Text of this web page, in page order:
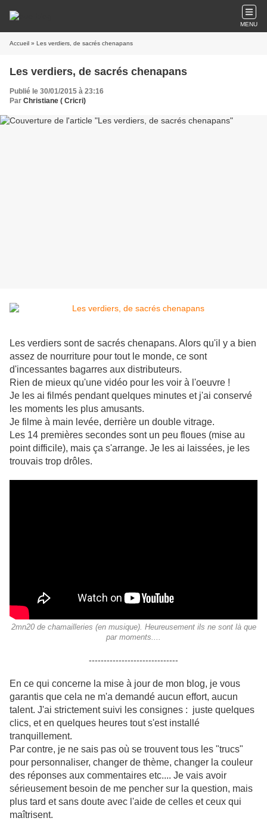
MENU
Accueil » Les verdiers, de sacrés chenapans
Les verdiers, de sacrés chenapans
Publié le 30/01/2015 à 23:16
Par Christiane ( Cricri)
Les verdiers sont de sacrés chenapans. Alors qu'il y a bien
assez de nourriture pour tout le monde, ce sont
d'incessantes bagarres aux distributeurs.
Rien de mieux qu'une vidéo pour les voir à l'oeuvre !
Je les ai filmés pendant quelques minutes et j'ai conservé
les moments les plus amusants.
Je filme à main levée, derrière un double vitrage.
Les 14 premières secondes sont un peu floues (mise au
point difficile), mais ça s'arrange. Je les ai laissées, je les
trouvais trop drôles.
2mn20 de chamailleries (en musique). Heureusement ils ne sont là que
par moments....
------------------------------
En ce qui concerne la mise à jour de mon blog, je vous
garantis que cela ne m'a demandé aucun effort, aucun
talent. J'ai strictement suivi les consignes : juste quelques
clics, et en quelques heures tout s'est installé
tranquillement.
Par contre, je ne sais pas où se trouvent tous les "trucs"
pour personnaliser, changer de thème, changer la couleur
des réponses aux commentaires etc.... Je vais avoir
sérieusement besoin de me pencher sur la question, mais
plus tard et sans doute avec l'aide de celles et ceux qui
maîtrisent.